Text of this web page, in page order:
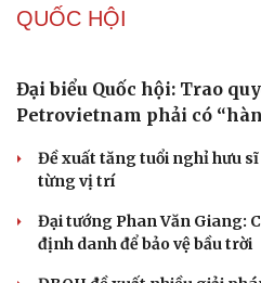
Khởi tố vợ chồng giám đốc
Chuyển hồ sơ sang Bộ Công
nguyên liệu nhiều bất thường
Nóng 24h ngày 9/8: Diễn
trẻ nhỏ ở TP.HCM